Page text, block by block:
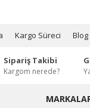
Kargo Süreci Blog
Sipariş Takibi
Kargom nerede?